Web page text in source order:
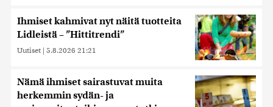
Ihmiset kahmivat nyt näitä tuotteita
Lidleistä – ”Hittitrendi”
Uutiset | 5.8.2026 21:21
Nämä ihmiset sairastuvat muita
herkemmin sydän- ja